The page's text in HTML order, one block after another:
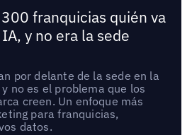
franquicias quién va
y no era la sede
por delante de la sede en la
no es el problema que los
creen. Un enfoque más
para franquicias,
datos.